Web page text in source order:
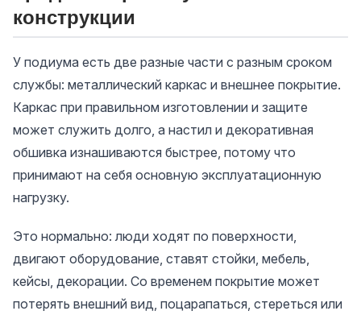
конструкции
У подиума есть две разные части с разным сроком
службы: металлический каркас и внешнее покрытие.
Каркас при правильном изготовлении и защите
может служить долго, а настил и декоративная
обшивка изнашиваются быстрее, потому что
принимают на себя основную эксплуатационную
нагрузку.
Это нормально: люди ходят по поверхности,
двигают оборудование, ставят стойки, мебель,
кейсы, декорации. Со временем покрытие может
потерять внешний вид, поцарапаться, стереться или